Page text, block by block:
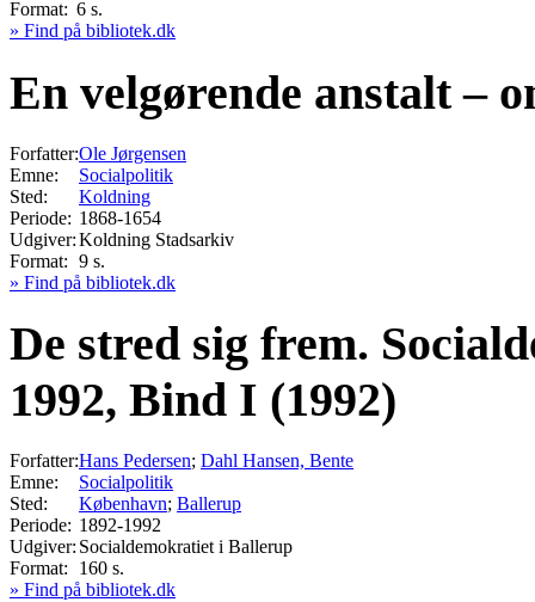
Format: 6 s.
» Find på bibliotek.dk
En velgørende anstalt –
Forfatter:Ole Jørgensen
Emne:
Socialpolitik
Sted:
Koldning
Periode: 1868-1654
Udgiver:Koldning Stadsarkiv
Format: 9 s.
» Find på bibliotek.dk
De stred sig frem.
1992, Bind I (1992)
Forfatter:Hans Pedersen; Dahl Hansen, Bente
Emne:
Socialpolitik
Sted:
København; Ballerup
Periode: 1892-1992
Udgiver: Socialdemokratiet i Ballerup
Format:
160 s.
» Find på bibliotek.dk